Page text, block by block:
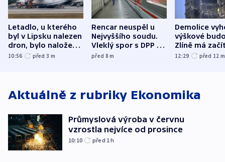
Letadlo, u kterého
byl v Lipsku nalezen
dron, bylo naložené
municí, píší média
10:56 před 3 m
Rencar neuspěl u
Nejvyššího soudu.
Vleklý spor s DPP o
reklamní plochu
před 8m
Demolice
výškové
Zlíně má
odpoledne
12:29 před 12 m
Aktuálně z rubriky Ekonomika
Průmyslová výroba v červnu
vzrostla nejvíce od prosince
10:10 před 1h